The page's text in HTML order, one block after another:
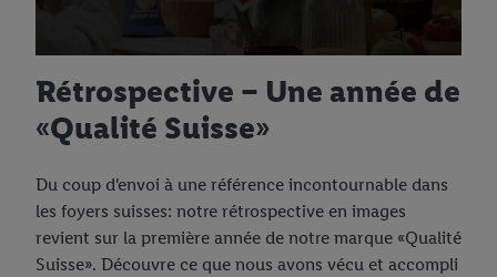
Rétrospective – Une année de
«Qualité Suisse»
Du coup d'envoi à une référence incontournable dans
les foyers suisses: notre rétrospective en images
revient sur la première année de notre marque «Qualité
Suisse». Découvre ce que nous avons vécu et accompli